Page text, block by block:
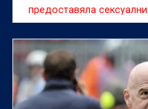
предоставяла
чуждестранни съдии
информационната
на одитен доклад.